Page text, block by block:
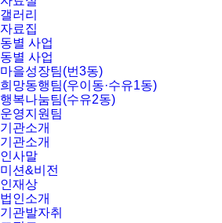
갤러리
자료집
동별 사업
동별 사업
마을성장팀(번3동)
희망동행팀(우이동·수유1동)
행복나눔팀(수유2동)
운영지원팀
기관소개
기관소개
인사말
미션&비전
인재상
법인소개
기관발자취